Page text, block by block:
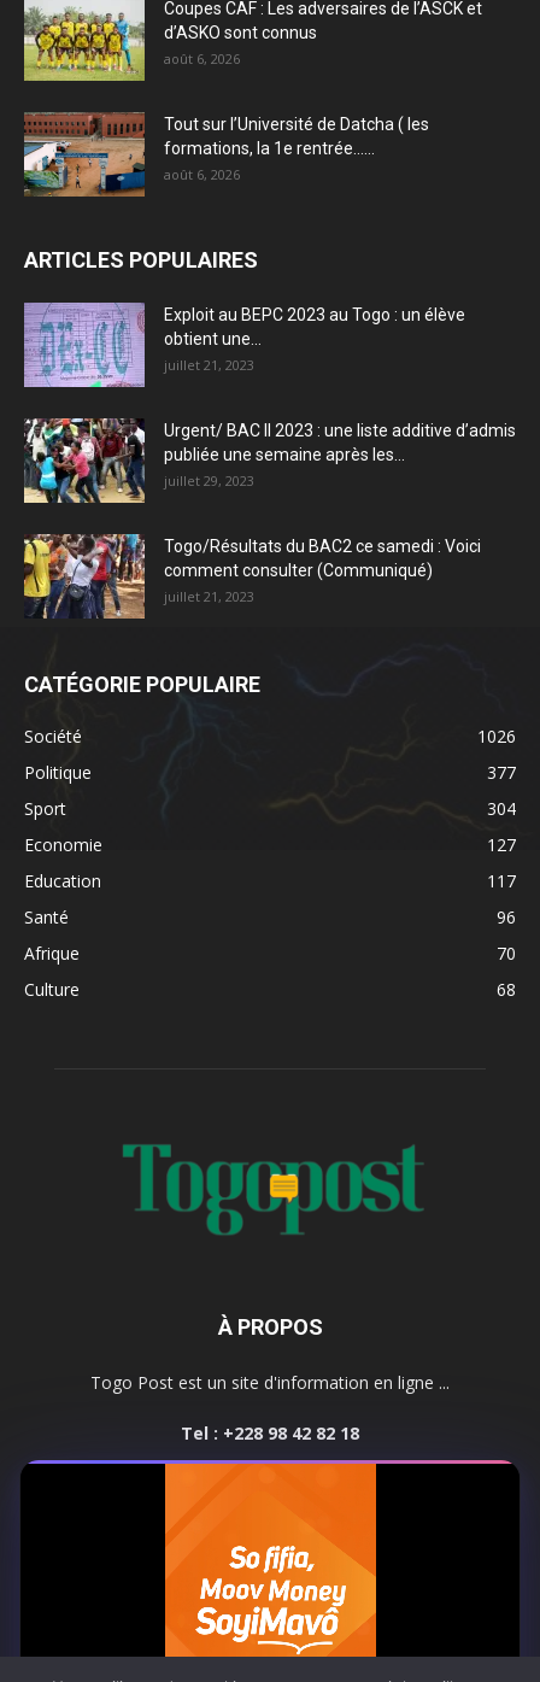
Coupes CAF : Les adversaires de l’ASCK et
d’ASKO sont connus
août 6, 2026
Tout sur l’Université de Datcha ( les
formations, la 1e rentrée…...
août 6, 2026
ARTICLES POPULAIRES
Exploit au BEPC 2023 au Togo : un élève
obtient une...
juillet 21, 2023
Urgent/ BAC II 2023 : une liste additive d’admis
publiée une semaine après les...
juillet 29, 2023
Togo/Résultats du BAC2 ce samedi : Voici
comment consulter (Communiqué)
juillet 21, 2023
CATÉGORIE POPULAIRE
Société
1026
Politique
377
Sport
304
Economie
127
Education
117
Santé
96
Afrique
70
Culture
68
À PROPOS
Togo Post est un site d'information en ligne ...
Tel : +228 98 42 82 18
SUIVEZ NOUS